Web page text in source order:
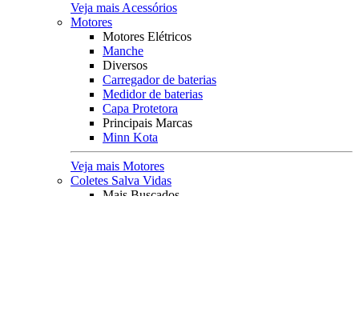
Veja mais Acessórios
Motores
Motores Elétricos
Manche
Diversos
Carregador de baterias
Medidor de baterias
Capa Protetora
Principais Marcas
Minn Kota
Veja mais Motores
Coletes Salva Vidas
Mais Buscados